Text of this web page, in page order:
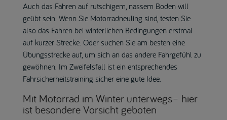
Auch das Fahren auf rutschigem, nassem Boden will
geübt sein. Wenn Sie Motorradneuling sind, testen Sie
also das Fahren bei winterlichen Bedingungen erstmal
auf kurzer Strecke. Oder suchen Sie am besten eine
Übungsstrecke auf, um sich an das andere Fahrgefühl zu
gewöhnen. Im Zweifelsfall ist ein entsprechendes
Fahrsicherheitstraining sicher eine gute Idee.
Mit Motorrad im Winter unterwegs– hier
ist besondere Vorsicht geboten